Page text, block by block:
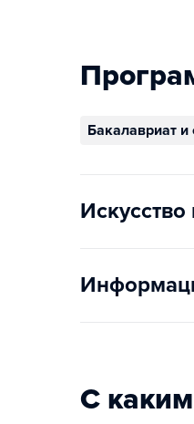
Бакалавриат и
Искусство
С